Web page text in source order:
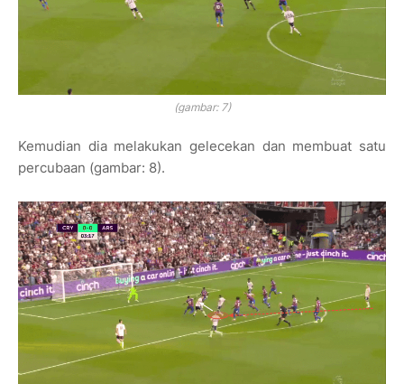
(gambar: 7)
Kemudian dia melakukan gelecekan dan membuat satu
percubaan (gambar: 8).